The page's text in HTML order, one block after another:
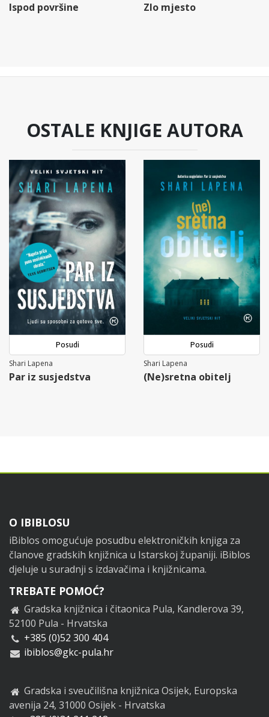
Ispod površine Zlo mjesto
OSTALE KNJIGE AUTORA
Posudi
Shari Lapena
Par iz susjedstva
Posudi
Shari Lapena
(Ne)sretna obitelj
Footer
O IBIBLOSU
iBiblos omogućuje posudbu elektroničkih knjiga za
članove gradskih knjižnica u Istarskoj županiji. iBiblos
djeluje u suradnji s izdavačima i knjižnicama.
TREBATE POMOĆ?
Gradska knjižnica i čitaonica Pula, Kandlerova 39,
52100 Pula - Hrvatska
+385 (0)52 300 404
ibiblos@gkc-pula.hr
Gradska i sveučilišna knjižnica Osijek, Europska
avenija 24, 31000 Osijek - Hrvatska